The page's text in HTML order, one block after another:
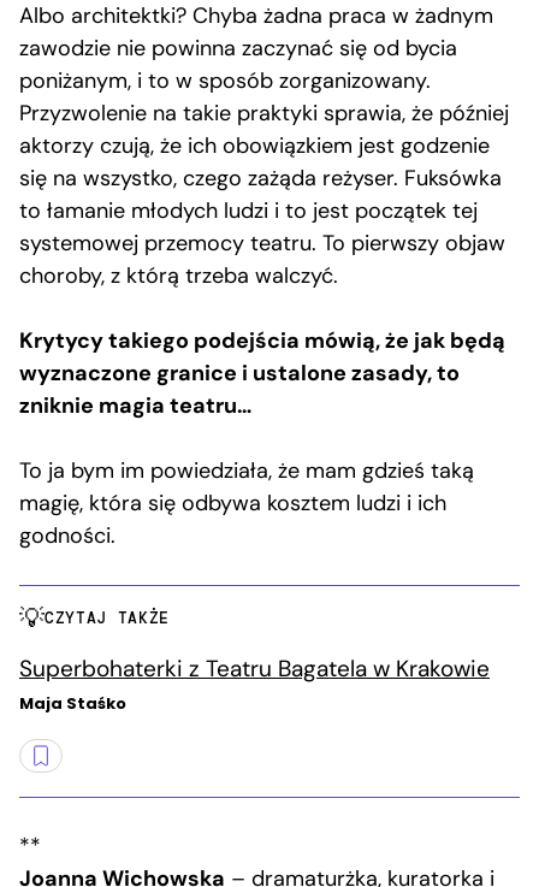
Albo architektki? Chyba żadna praca w żadnym
zawodzie nie powinna zaczynać się od bycia
poniżanym, i to w sposób zorganizowany.
Przyzwolenie na takie praktyki sprawia, że później
aktorzy czują, że ich obowiązkiem jest godzenie
się na wszystko, czego zażąda reżyser. Fuksówka
to łamanie młodych ludzi i to jest początek tej
systemowej przemocy teatru. To pierwszy objaw
choroby, z którą trzeba walczyć.
Krytycy takiego podejścia mówią, że jak będą
wyznaczone granice i ustalone zasady, to
zniknie magia teatru…
To ja bym im powiedziała, że mam gdzieś taką
magię, która się odbywa kosztem ludzi i ich
godności.
CZYTAJ TAKŻE
Superbohaterki z Teatru Bagatela w Krakowie
Maja Staśko
**
Joanna Wichowska – dramaturżka, kuratorka i